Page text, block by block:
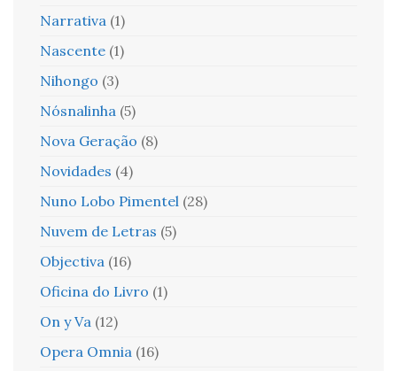
Narrativa (1)
Nascente (1)
Nihongo (3)
Nósnalinha (5)
Nova Geração (8)
Novidades (4)
Nuno Lobo Pimentel (28)
Nuvem de Letras (5)
Objectiva (16)
Oficina do Livro (1)
On y Va (12)
Opera Omnia (16)